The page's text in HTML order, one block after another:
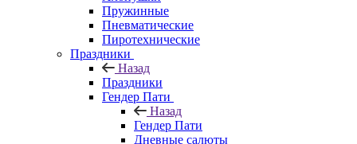
Пружинные
Пневматические
Пиротехнические
Праздники
Назад
Праздники
Гендер Пати
Назад
Гендер Пати
Дневные салюты